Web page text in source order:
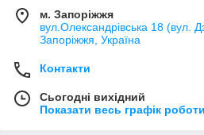
м. Запоріжжя
вул.Олександрівська 18 (вул.
Запоріжжя, Україна
Контакти
Сьогодні вихідний
Показати весь графік роботи